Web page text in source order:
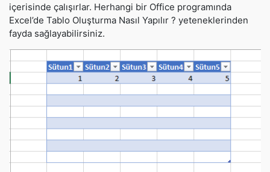
içerisinde çalışırlar. Herhangi bir Office programında
Excel’de Tablo Oluşturma Nasıl Yapılır ? yeteneklerinden
fayda sağlayabilirsiniz.